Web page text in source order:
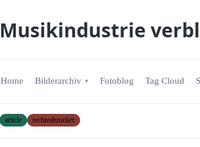
Musikindustrie
Home Bilderarchiv Fotoblog Tag Cloud
article rechteabzocker